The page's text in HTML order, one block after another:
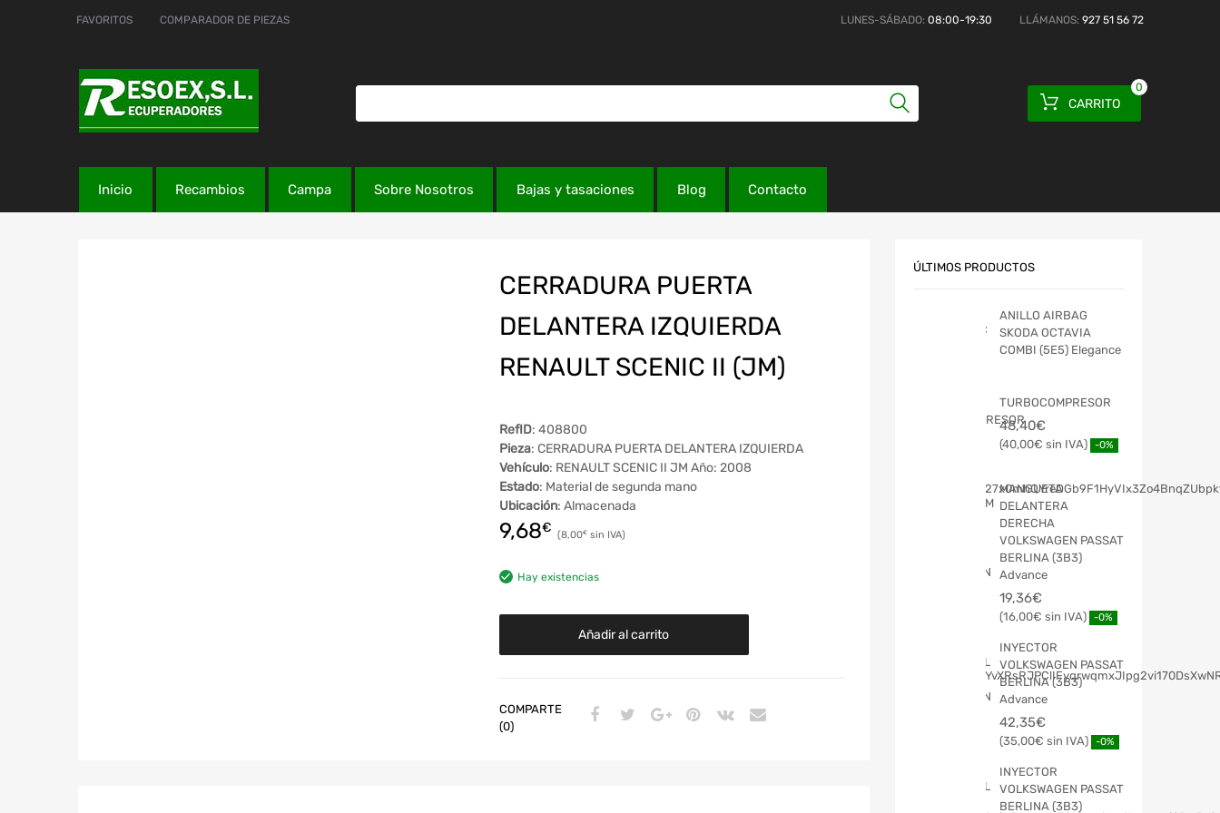
FAVORITOS COMPARADOR DE PIEZAS LUNES-SÁBADO: 08:00-19:30 LLÁMANOS: 927 51 56 72
CARRITO
0
Inicio Recambios Campa Sobre Nosotros Bajas y tasaciones Blog Contacto
CERRADURA PUERTA
DELANTERA IZQUIERDA
RENAULT SCENIC II (JM)
RefID: 408800
Pieza: CERRADURA PUERTA DELANTERA IZQUIERDA
Vehículo: RENAULT SCENIC II JM Año: 2008
Estado: Material de segunda mano
Ubicación: Almacenada
9,68€ 8,00€
Hay existencias
Añadir al carrito
COMPARTE
(0)
ÚLTIMOS PRODUCTOS
ANILLO AIRBAG
SKODA OCTAVIA
COMBI (5E5) Elegance
TURBOCOMPRESOR
48,40€
40,00€ -0%
MANGUETA
DELANTERA
DERECHA
VOLKSWAGEN PASSAT
BERLINA (3B3)
Advance
19,36€
16,00€ -0%
INYECTOR
VOLKSWAGEN PASSAT
BERLINA (3B3)
Advance
42,35€
35,00€ -0%
INYECTOR
VOLKSWAGEN PASSAT
BERLINA (3B3)